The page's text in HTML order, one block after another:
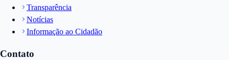
Transparência
Notícias
Informação ao Cidadão
Contato